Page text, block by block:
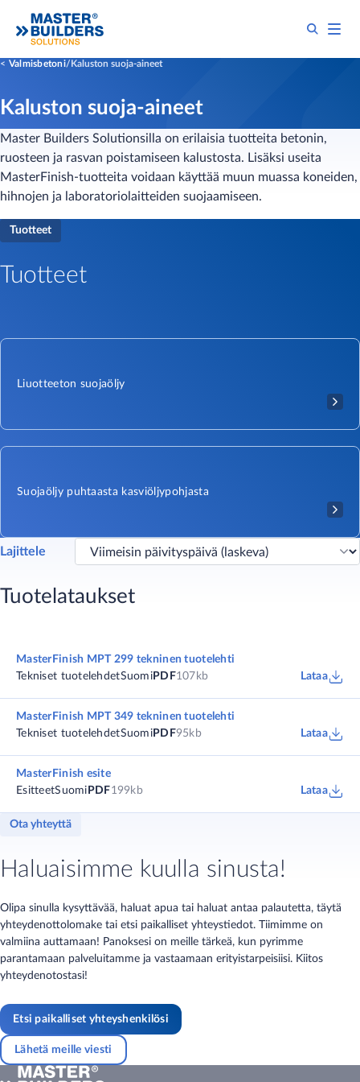
Valmisbetoni Kaluston suoja-aineet
Kaluston suoja-aineet
Master Builders Solutionsilla on erilaisia tuotteita betonin,
ruosteen ja rasvan poistamiseen kalustosta. Lisäksi useita
MasterFinish-tuotteita voidaan käyttää muun muassa koneiden,
hihnojen ja laboratoriolaitteiden suojaamiseen.
Tuotteet
Tuotteet
Liuotteeton suojaöljy
Suojaöljy puhtaasta kasviöljypohjasta
Lajittele
Tuotelataukset
MasterFinish MPT 299 tekninen tuotelehti
Tekniset tuotelehdetSuomi PDF107kb Lataa
MasterFinish MPT 349 tekninen tuotelehti
Tekniset tuotelehdetSuomi PDF95kb Lataa
MasterFinish esite
EsitteetSuomi PDF199kb Lataa
Ota yhteyttä
Haluaisimme kuulla sinusta!
Olipa sinulla kysyttävää, haluat apua tai haluat antaa palautetta, täytä
yhteydenottolomake tai etsi paikalliset yhteystiedot. Tiimimme on
valmiina auttamaan! Panoksesi on meille tärkeä, kun pyrimme
parantamaan palveluitamme ja vastaamaan erityistarpeisiisi. Kiitos
yhteydenotostasi!
Etsi paikalliset yhteyshenkilösi
Lähetä meille viesti